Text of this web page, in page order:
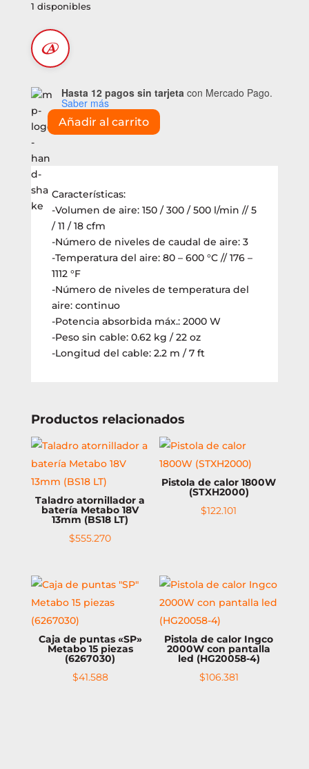
1 disponibles
Hasta 12 pagos sin tarjeta con Mercado Pago.
Saber más
Pistola
de
calor
Metabo
(HG
20-
cantidad
Añadir al carrito
Características:
-Volumen de aire: 150 / 300 / 500 l/min // 5
/ 11 / 18 cfm
-Número de niveles de caudal de aire: 3
-Temperatura del aire: 80 – 600 °C // 176 –
1112 °F
-Número de niveles de temperatura del
aire: continuo
-Potencia absorbida máx.: 2000 W
-Peso sin cable: 0.62 kg / 22 oz
-Longitud del cable: 2.2 m / 7 ft
Productos relacionados
Taladro atornillador a
batería Metabo 18V
13mm (BS18 LT)
$555.270
Pistola de calor 1800W
(STXH2000)
$122.101
Caja de puntas «SP»
Metabo 15 piezas
(6267030)
$41.588
Pistola de calor Ingco
2000W con pantalla
led (HG20058-4)
$106.381